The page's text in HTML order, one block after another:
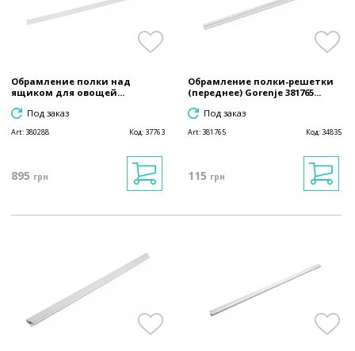
Обрамление полки над
ящиком для овощей...
Под заказ
Art: 380288 Код: 37763
895 грн
Обрамление полки-решетки
(переднее) Gorenje 381765...
Под заказ
Art: 381765 Код: 34835
115 грн